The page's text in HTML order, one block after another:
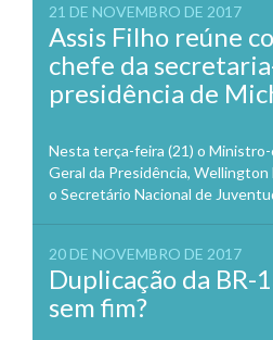
21 DE NOVEMBRO DE 2017
Assis Filho reúne
chefe da
presidência de
Nesta terça-feira (21) o
Geral da Presidência,
o Secretário Nacional de
20 DE NOVEMBRO DE 2017
Duplicação da BR-
sem fim?